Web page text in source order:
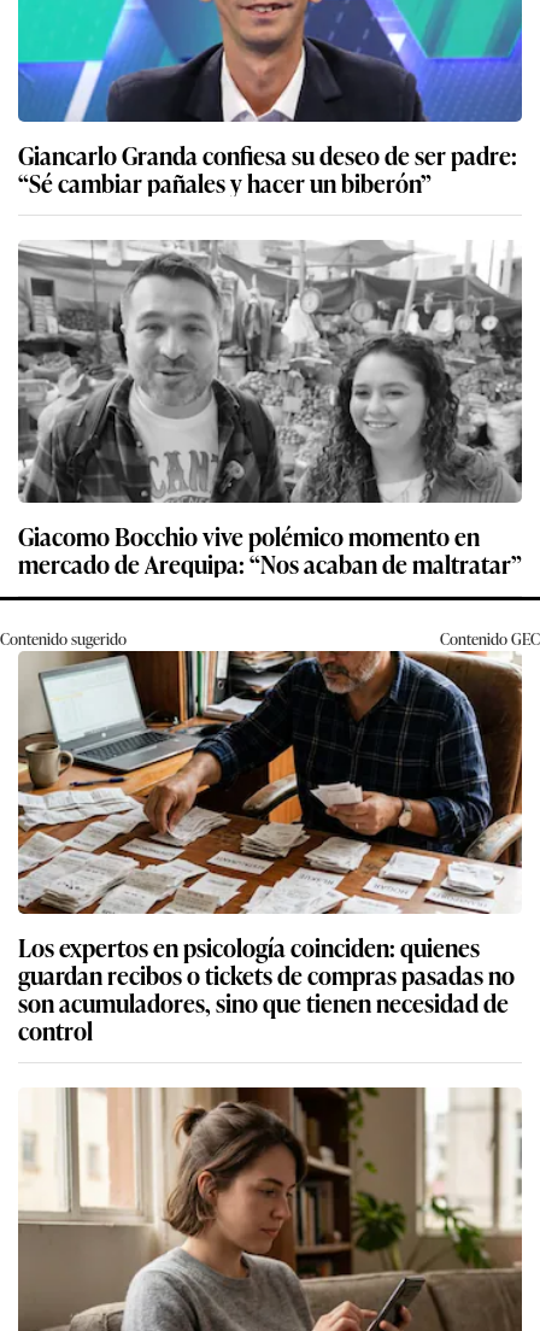
Giancarlo Granda confiesa su deseo de ser padre:
“Sé cambiar pañales y hacer un biberón”
Giacomo Bocchio vive polémico momento en
mercado de Arequipa: “Nos acaban de maltratar”
Contenido sugerido ContenidoGEC
Los expertos en psicología coinciden: quienes
guardan recibos o tickets de compras pasadas no
son acumuladores, sino que tienen necesidad de
control